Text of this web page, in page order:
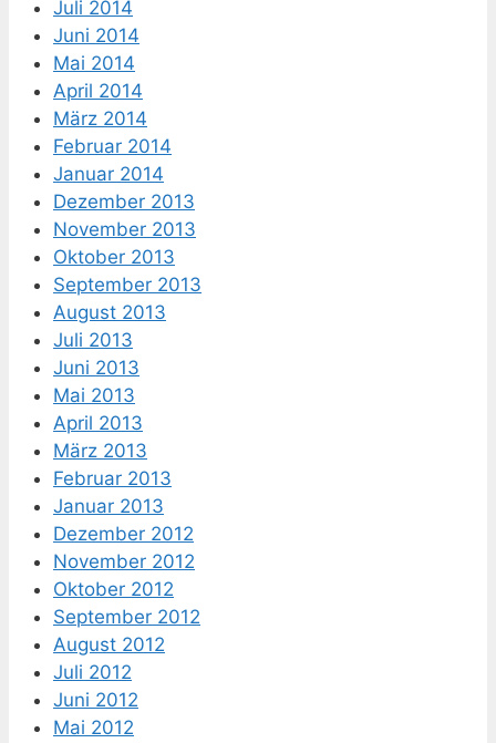
Juli 2014
Juni 2014
Mai 2014
April 2014
März 2014
Februar 2014
Januar 2014
Dezember 2013
November 2013
Oktober 2013
September 2013
August 2013
Juli 2013
Juni 2013
Mai 2013
April 2013
März 2013
Februar 2013
Januar 2013
Dezember 2012
November 2012
Oktober 2012
September 2012
August 2012
Juli 2012
Juni 2012
Mai 2012